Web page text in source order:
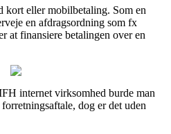
kort eller mobilbetaling. Som en
en afdragsordning som fx
at finansiere betalingen over en
internet virksomhed burde man
dog er det uden